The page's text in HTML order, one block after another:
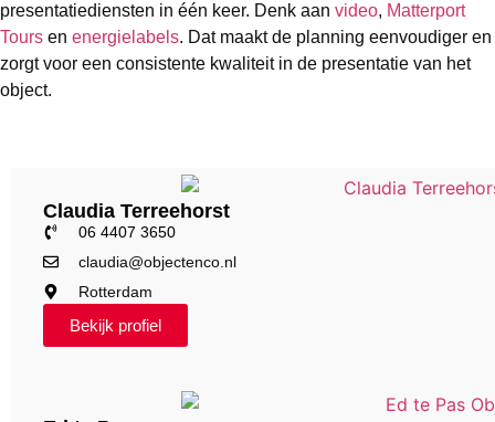
presentatiediensten in één keer. Denk aan video, Matterport
Tours en energielabels. Dat maakt de planning eenvoudiger en
zorgt voor een consistente kwaliteit in de presentatie van het
object.
Claudia Terreehorst
06 4407 3650
claudia@objectenco.nl
Rotterdam
Bekijk profiel